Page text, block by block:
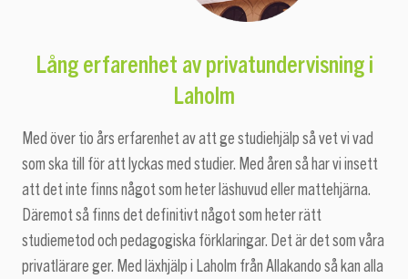
Lång erfarenhet av privatundervisning i
Laholm
Med över tio års erfarenhet av att ge studiehjälp så vet vi vad
som ska till för att lyckas med studier. Med åren så har vi insett
att det inte finns något som heter läshuvud eller mattehjärna.
Däremot så finns det definitivt något som heter rätt
studiemetod och pedagogiska förklaringar. Det är det som våra
privatlärare ger. Med läxhjälp i Laholm från Allakando så kan alla